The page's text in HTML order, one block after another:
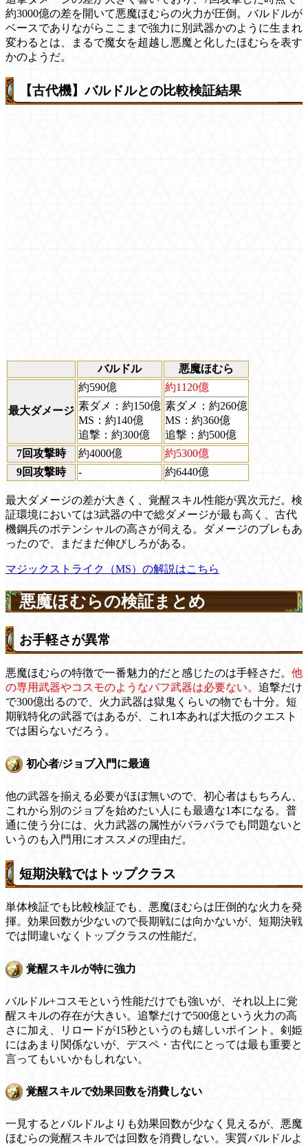
約3000億の差を開いて悪魔ほむらの火力が圧倒。バルドルが
ベースでありながらここまで強力に別武器かのように生まれ
変わるとは、まるで魔女を超越し悪魔と化したほむらを表す
かのようだ。
【古代機】バルドルとの比較検証結果
バルドル 悪魔ほむら
最大ダメージ
約590億
素ダメ：約150億
MS：約140億
追撃：約300億
約1120億
素ダメ：約260億
MS：約360億
追撃：約500億
7回攻撃時
約4000億
約5300億
9回攻撃時
- 約6440億
最大ダメージの差が大きく、覚醒スキル性能が異次元だ。検
証環境においては3武器の中で総ダメージが最も高く、古代
機鋼兵のポテンシャルの高さが伺える。ダメージのブレもあ
ったので、まだまだ伸びしろがある。
マジックストライク（MS）の解説はこちら
悪魔ほむらの検証まとめ
お手軽さが異常
悪魔ほむらの特徴で一番魅力的だと感じたのは手軽さだ。 他
の専用武器やコスモのようなバフ武器は必要ない。 追撃だけ
で300億出るので、火力武器は獄鬼くらいの物でも十分。短
期戦特化の武器ではあるが、これ1本あれば大抵のクエスト
では困らないだろう。
初心者/ジョブ入門に最適
他の武器を揃える必要がほぼ無いので、初心者はもちろん、
これから別のジョブを始めたい人にも最適な1本になる。普
通に使う分には、火力武器の属性がバラバラでも問題ないと
いうのも入門用にオススメの理由だ。
短期決戦ではトップクラス
単体検証でも比較検証でも、悪魔ほむらは圧倒的な火力を発
揮。効果回数が少ないので長期戦には向かないが、短期決戦
では間違いなくトップクラスの性能だ。
覚醒スキルが特に強力
バルドル+コスモという性能だけでも強いが、それ以上に覚
醒スキルの存在が大きい。追撃だけで500億という火力の高
さに加え、リロードが15秒というのも嬉しいポイント。剣姫
にはあまり関係ないが、デスペ・古代にとっては最も重要と
言ってもいいかもしれない。
覚醒スキルで効果回数を消費しない
一見するとバルドルよりも効果回数が少なく見えるが、悪魔
ほむらの覚醒スキルでは回数を消費しない。実質バルドルよ